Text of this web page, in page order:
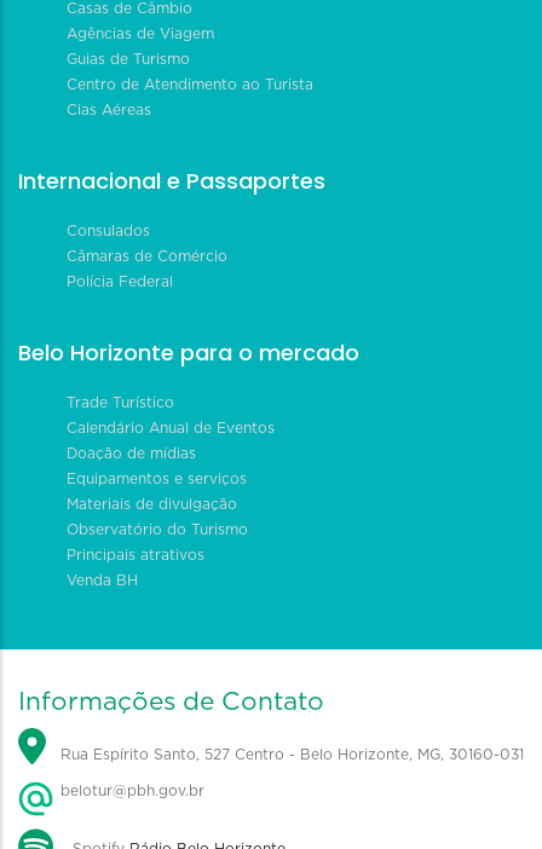
Casas de Câmbio
Agências de Viagem
Guias de Turismo
Centro de Atendimento ao Turista
Cias Aéreas
Internacional e Passaportes
Consulados
Câmaras de Comércio
Polícia Federal
Belo Horizonte para o mercado
Trade Turístico
Calendário Anual de Eventos
Doação de mídias
Equipamentos e serviços
Materiais de divulgação
Observatório do Turismo
Principais atrativos
Venda BH
Informações de Contato
Rua Espírito Santo, 527 Centro - Belo Horizonte, MG, 30160-031
belotur@pbh.gov.br